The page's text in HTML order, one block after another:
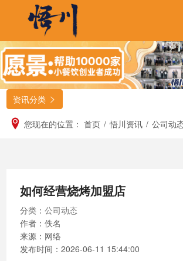
首页
关于悟川
品牌形象
悟川资讯
加入我们
资讯分类 
您现在的位置： 首页 / 悟川资讯 / 公司动
如何经营烧烤加盟店
分类： 公司动态
作者：佚名
来源：网络
发布时间： 2026-06-11 15:44:00